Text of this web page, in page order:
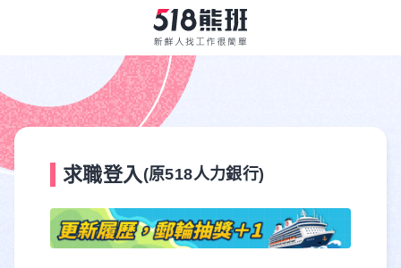
求職登入 (原518人力銀行)